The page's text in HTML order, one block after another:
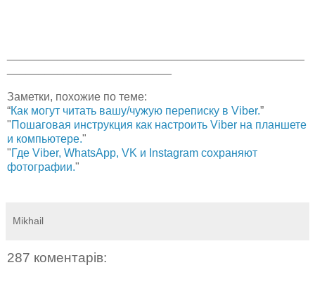
Заметки, похожие по теме:
“Как могут читать вашу/чужую переписку в Viber.”
"Пошаговая инструкция как настроить Viber на планшете
и компьютере."
"Где Viber, WhatsApp, VK и Instagram сохраняют
фотографии."
Mikhail
287 коментарів: